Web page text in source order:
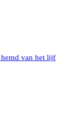
van het lijf